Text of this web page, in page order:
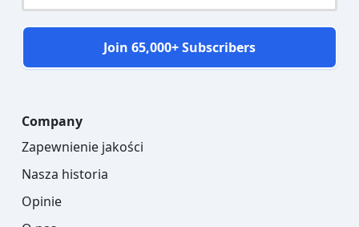
Join 65,000+ Subscribers
Company
Zapewnienie jakości
Nasza historia
Opinie